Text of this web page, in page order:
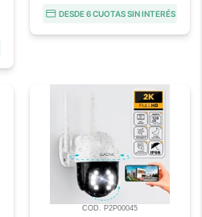
DESDE 6 CUOTAS SIN INTERÉS
COD. P2P00045